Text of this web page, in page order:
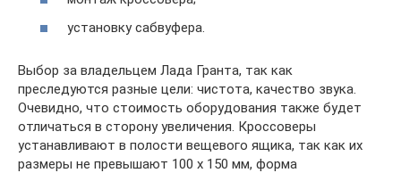
установку сабвуфера.
Выбор за владельцем Лада Гранта, так как
преследуются разные цели: чистота, качество звука.
Очевидно, что стоимость оборудования также будет
отличаться в сторону увеличения. Кроссоверы
устанавливают в полости вещевого ящика, так как их
размеры не превышают 100 х 150 мм, форма